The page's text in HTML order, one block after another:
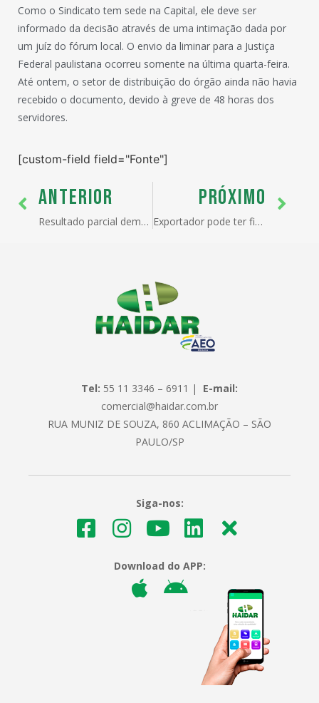
Como o Sindicato tem sede na Capital, ele deve ser
informado da decisão através de uma intimação dada por
um juíz do fórum local. O envio da liminar para a Justiça
Federal paulistana ocorreu somente na última quarta-feira.
Até ontem, o setor de distribuição do órgão ainda não havia
recebido o documento, devido à greve de 48 horas dos
servidores.
[custom-field field="Fonte"]
ANTERIOR
Resultado parcial demonstra disposição para a greve
PRÓXIMO
Exportador pode ter financiamento especial
Tel: 55 11 3346 – 6911 | E-mail:
comercial@haidar.com.br
RUA MUNIZ DE SOUZA, 860 ACLIMAÇÃO – SÃO
PAULO/SP
Siga-nos:
Download do APP: